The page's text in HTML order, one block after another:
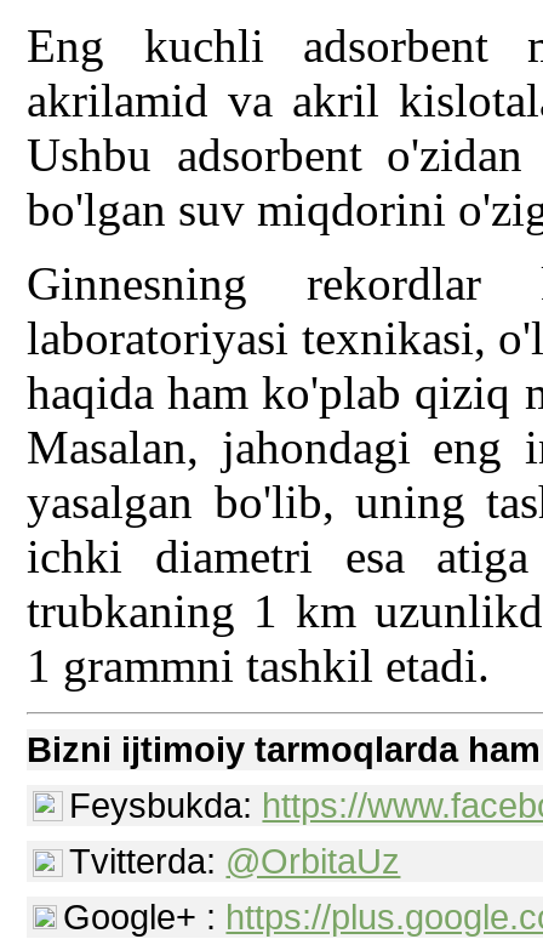
Eng kuchli adsorbent
akrilamid va akril
Ushbu adsorbent
bo'lgan suv miqdorini
Ginnesning
laboratoriyasi texnikasi,
haqida ham ko'plab qiziq
Masalan, jahondagi eng
yasalgan bo'lib, uning
ichki diametri esa
trubkaning 1 km
1 grammni tashkil etadi.
Bizni ijtimoiy tarmoqlarda
Feysbukda: https://
Tvitterda: @OrbitaUz
Google+ : https://